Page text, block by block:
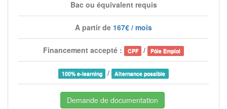
Bac ou équivalent requis
A partir de 167€ / mois
Financement accepté : CPF / Pôle Emploi
100% e-learning / Alternance possible
Demande de documentation